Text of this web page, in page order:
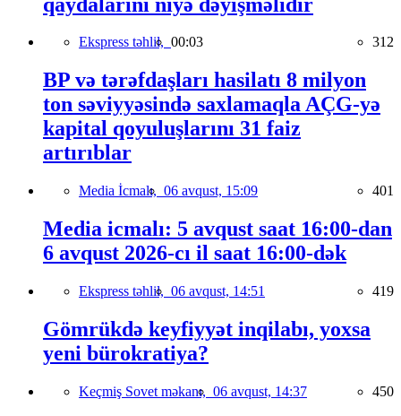
Ekspress təhlil, 00:03 312
BP və tərəfdaşları hasilatı 8 milyon
ton səviyyəsində saxlamaqla AÇG-yə
kapital qoyuluşlarını 31 faiz
artırıblar
Media İcmalı, 06 avqust, 15:09 401
Media icmalı: 5 avqust saat 16:00-dan
6 avqust 2026-cı il saat 16:00-dək
Ekspress təhlil, 06 avqust, 14:51 419
Gömrükdə keyfiyyət inqilabı, yoxsa
yeni bürokratiya?
Keçmiş Sovet məkanı, 06 avqust, 14:37 450